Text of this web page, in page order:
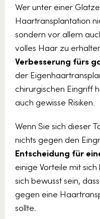
Wer unter einer
Haartransplantation
sondern vor allem
volles Haar zu
Verbesserung fürs
der
chirurgischen Eingriff
auch gewisse Risiken.
Wenn Sie sich dieser
nichts gegen den
Entscheidung für
einige Vorteile mit
sich bewusst sein,
gegen eine
sollte.